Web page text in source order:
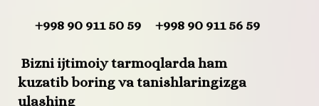
+998 90 911 50 59 +998 90 911 56 59
Bizni ijtimoiy tarmoqlarda ham
kuzatib boring va tanishlaringizga
ulashing